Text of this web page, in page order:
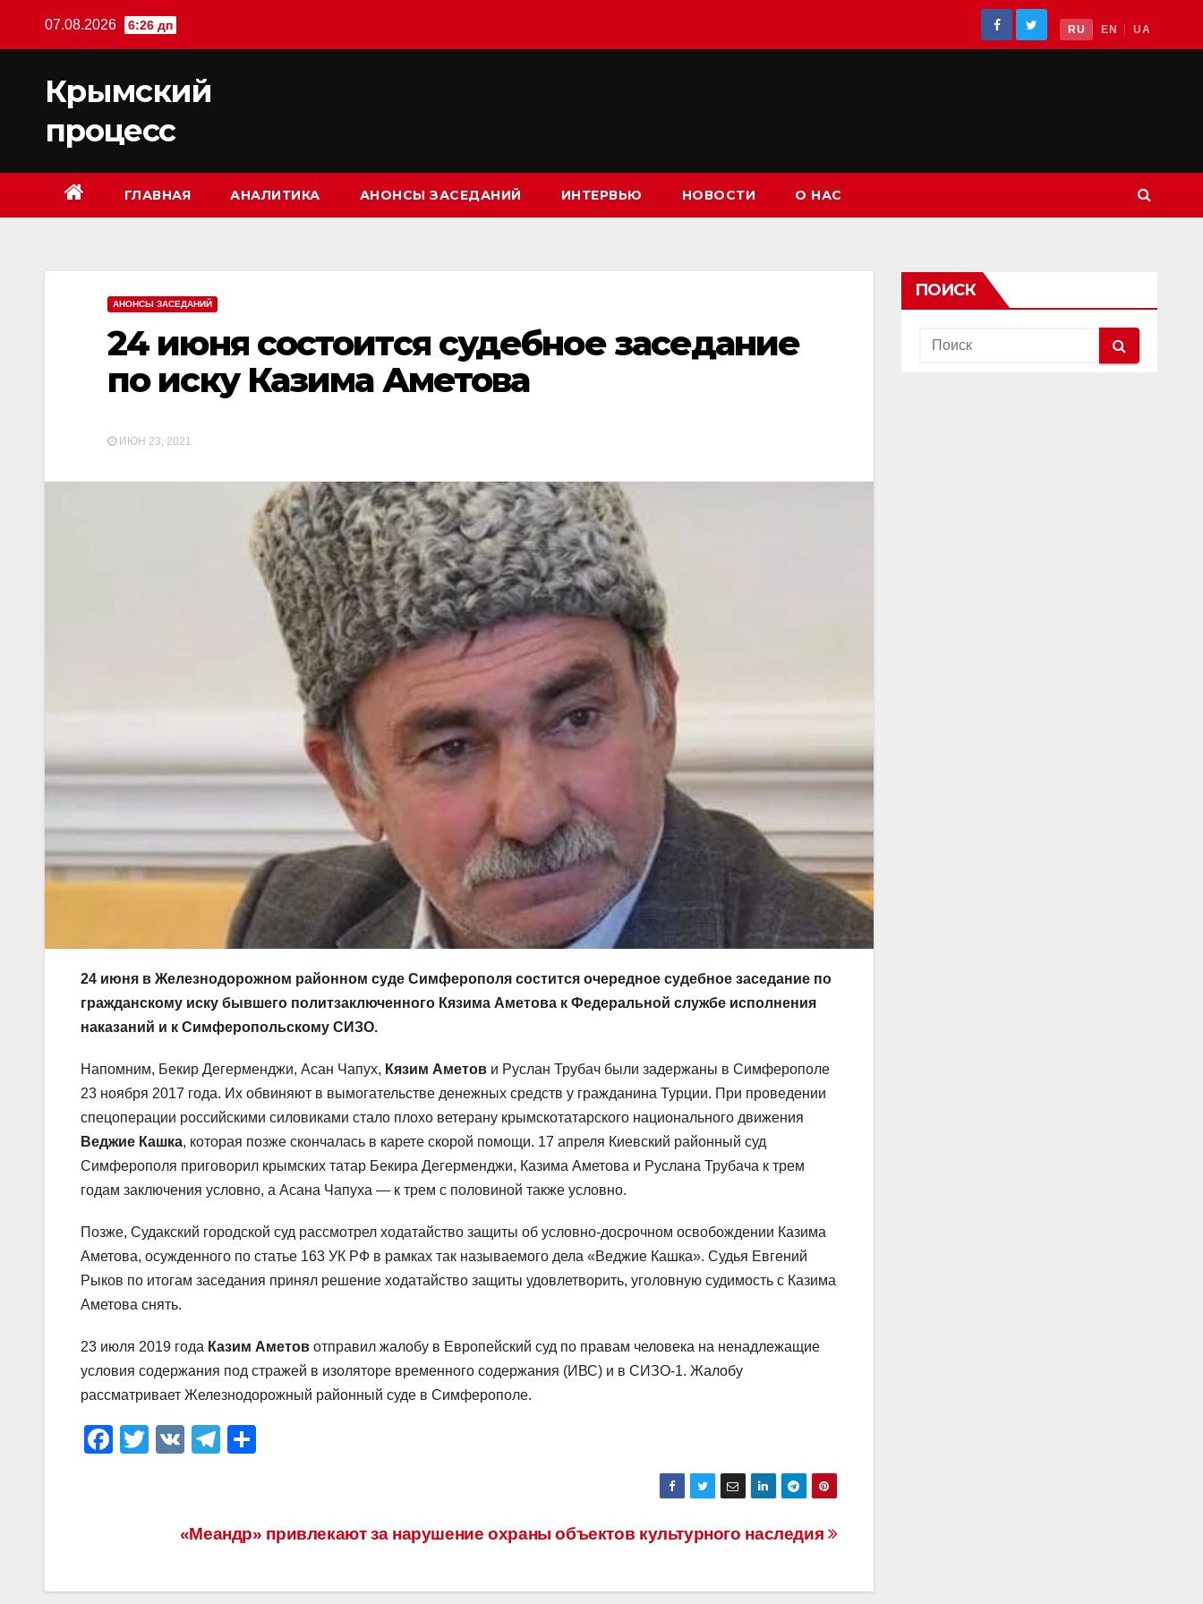
07.08.2026 6:26 дп RU EN UA
Крымский
процесс
ГЛАВНАЯ АНАЛИТИКА АНОНСЫ ЗАСЕДАНИЙ ИНТЕРВЬЮ НОВОСТИ О НАС
АНОНСЫ ЗАСЕДАНИЙ
24 июня состоится судебное заседание
по иску Казима Аметова
ИЮН 23, 2021
24 июня в Железнодорожном районном суде Симферополя состится очередное судебное заседание по
гражданскому иску бывшего политзаключенного Кязима Аметова к Федеральной службе исполнения
наказаний и к Симферопольскому СИЗО.
Напомним, Бекир Дегерменджи, Асан Чапух, Кязим Аметов и Руслан Трубач были задержаны в Симферополе
23 ноября 2017 года. Их обвиняют в вымогательстве денежных средств у гражданина Турции. При проведении
спецоперации российскими силовиками стало плохо ветерану крымскотатарского национального движения
Веджие Кашка, которая позже скончалась в карете скорой помощи. 17 апреля Киевский районный суд
Симферополя приговорил крымских татар Бекира Дегерменджи, Казима Аметова и Руслана Трубача к трем
годам заключения условно, а Асана Чапуха — к трем с половиной также условно.
Позже, Судакский городской суд рассмотрел ходатайство защиты об условно-досрочном освобождении Казима
Аметова, осужденного по статье 163 УК РФ в рамках так называемого дела «Веджие Кашка». Судья Евгений
Рыков по итогам заседания принял решение ходатайство защиты удовлетворить, уголовную судимость с Казима
Аметова снять.
23 июля 2019 года Казим Аметов отправил жалобу в Европейский суд по правам человека на ненадлежащие
условия содержания под стражей в изоляторе временного содержания (ИВС) и в СИЗО-1. Жалобу
рассматривает Железнодорожный районный суде в Симферополе.
F
T
V
T
gr
a
а
Навигация«Меандр» привлекают за нарушение охраны объектов культурного наследия
ПОИСК